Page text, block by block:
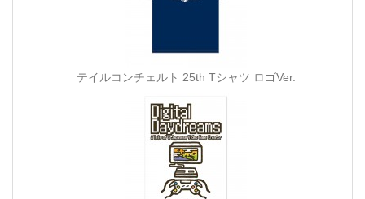
テイルコンチェルト 25th Tシャツ ロゴVer.